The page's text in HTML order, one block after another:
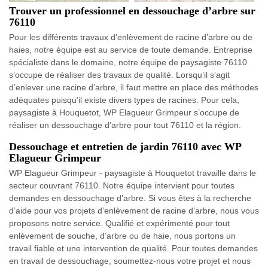
Trouver un professionnel en dessouchage d’arbre sur
76110
Pour les différents travaux d’enlèvement de racine d’arbre ou de
haies, notre équipe est au service de toute demande. Entreprise
spécialiste dans le domaine, notre équipe de paysagiste 76110
s’occupe de réaliser des travaux de qualité. Lorsqu’il s’agit
d’enlever une racine d’arbre, il faut mettre en place des méthodes
adéquates puisqu’il existe divers types de racines. Pour cela,
paysagiste à Houquetot, WP Elagueur Grimpeur s’occupe de
réaliser un dessouchage d’arbre pour tout 76110 et la région.
Dessouchage et entretien de jardin 76110 avec WP
Elagueur Grimpeur
WP Elagueur Grimpeur - paysagiste à Houquetot travaille dans le
secteur couvrant 76110. Notre équipe intervient pour toutes
demandes en dessouchage d’arbre. Si vous êtes à la recherche
d’aide pour vos projets d’enlèvement de racine d’arbre, nous vous
proposons notre service. Qualifié et expérimenté pour tout
enlèvement de souche, d’arbre ou de haie, nous portons un
travail fiable et une intervention de qualité. Pour toutes demandes
en travail de dessouchage, soumettez-nous votre projet et nous